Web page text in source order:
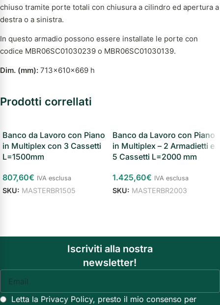
chiuso tramite porte totali con chiusura a cilindro ed apertura a
destra o a sinistra.
In questo armadio possono essere installate le porte con
codice MBR06SC01030239 o MBR06SC01030139.
Dim. (mm): 713x610x669 h
Prodotti correllati
Banco da Lavoro con Piano
in Multiplex con 3 Cassetti
L=1500mm
807,60€ IVA esclusa
SKU: MASTERBR1505
Banco da Lavoro con Piano
in Multiplex – 2 Armadietti e
5 Cassetti L=2000 mm
1.425,60€ IVA esclusa
SKU: MASTERBR2003
Iscriviti alla nostra
newsletter!
Letta la Privacy Policy, presto il mio consenso per